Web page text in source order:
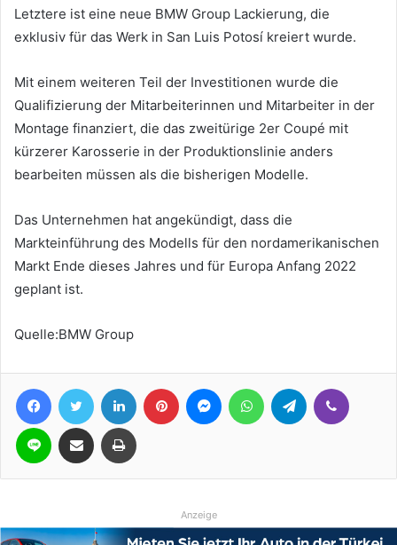
Letztere ist eine neue BMW Group Lackierung, die
exklusiv für das Werk in San Luis Potosí kreiert wurde.
Mit einem weiteren Teil der Investitionen wurde die
Qualifizierung der Mitarbeiterinnen und Mitarbeiter in der
Montage finanziert, die das zweitürige 2er Coupé mit
kürzerer Karosserie in der Produktionslinie anders
bearbeiten müssen als die bisherigen Modelle.
Das Unternehmen hat angekündigt, dass die
Markteinführung des Modells für den nordamerikanischen
Markt Ende dieses Jahres und für Europa Anfang 2022
geplant ist.
Quelle:BMW Group
FacebookTwitter LinkedIn Pinterest MessengerWhatsAppTelegram
Line Teile per E-Mail Drucken
Anzeige